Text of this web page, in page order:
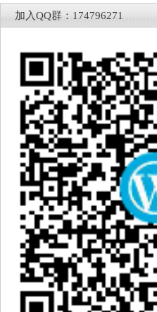
加入QQ群：174796271